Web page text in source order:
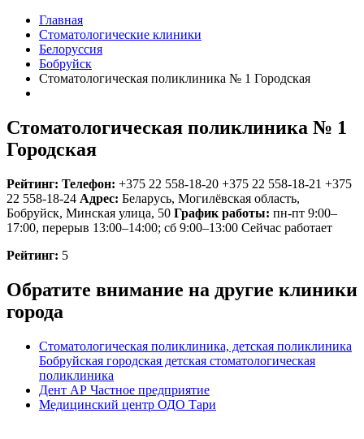
Главная
Стоматологические клиники
Белоруссия
Бобруйск
Стоматологическая поликлиника № 1 Городская
Стоматологическая поликлиника № 1
Городская
Рейтинг: Телефон: +375 22 558-18-20 +375 22 558-18-21 +375
22 558-18-24 Адрес: Беларусь, Могилёвская область,
Бобруйск, Минская улица, 50 График работы: пн-пт 9:00–
17:00, перерыв 13:00–14:00; сб 9:00–13:00 Сейчас работает
Рейтинг: 5
Обратите внимание на другие клиники
города
Стоматологическая поликлиника, детская поликлиника
Бобруйская городская детская стоматологическая
поликлиника
Дент АР Частное предприятие
Медицинский центр ОДО Тари